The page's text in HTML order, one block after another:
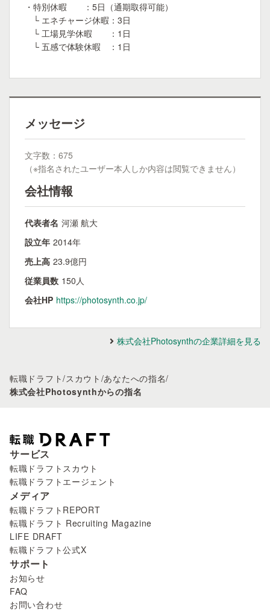
・特別休暇 ：5日（通期取得可能）
└ エネチャージ休暇：3日
└ 工場見学休暇 ：1日
└ 五感で体験休暇 ：1日
メッセージ
文字数：675
（※指名されたユーザー本人しか内容は閲覧できません）
会社情報
代表者名 河瀬 航大
設立年 2014年
売上高 23.9億円
従業員数 150人
会社HP https://photosynth.co.jp/
株式会社Photosynthの企業詳細を見る
転職ドラフト/スカウト /あなたへの指名/
株式会社Photosynthからの指名
サービス
転職ドラフトスカウト
転職ドラフトエージェント
メディア
転職ドラフトREPORT
転職ドラフト Recruiting Magazine
LIFE DRAFT
転職ドラフト公式X
サポート
お知らせ
FAQ
お問い合わせ